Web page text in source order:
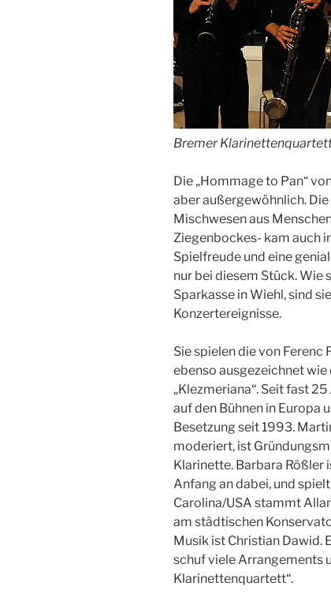
Bremer
Die „Hommage to Pan“
aber außergewöhnlich.
Mischwesen aus
Ziegenbockes- kam auch
Spielfreude und eine
nur bei diesem Stück. Wie
Sparkasse in Wiehl, sind
Konzertereignisse.
Sie spielen die von
ebenso ausgezeichnet
„Klezmeriana“. Seit fast
auf den Bühnen in Europa
Besetzung seit 1993.
moderiert, ist
Klarinette. Barbara Rößler
Anfang an dabei, und
Carolina/USA stammt
am städtischen
Musik ist Christian Dawid.
schuf viele Arrangements
Klarinettenquartett“.